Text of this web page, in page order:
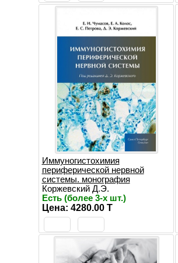
Иммуногистохимия
периферической нервной
системы. монография
Коржевский Д.Э.
Есть (более 3-х шт.)
Цена: 4280.00 T